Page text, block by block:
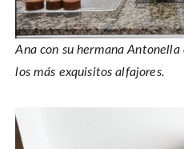
Ana con su hermana
los más exquisitos alfajores.